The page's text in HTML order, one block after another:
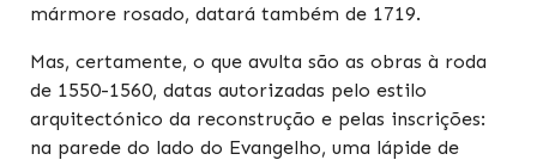
mármore rosado, datará também de 1719.
Mas, certamente, o que avulta são as obras à roda
de 1550-1560, datas autorizadas pelo estilo
arquitectónico da reconstrução e pelas inscrições:
na parede do lado do Evangelho, uma lápide de